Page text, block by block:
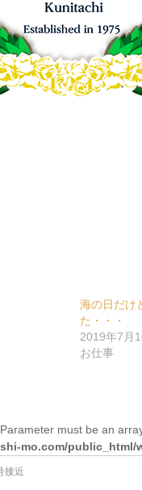
海の日だけ
た・・・
2019年7月
お仕事
must be an
mo.com/
接近